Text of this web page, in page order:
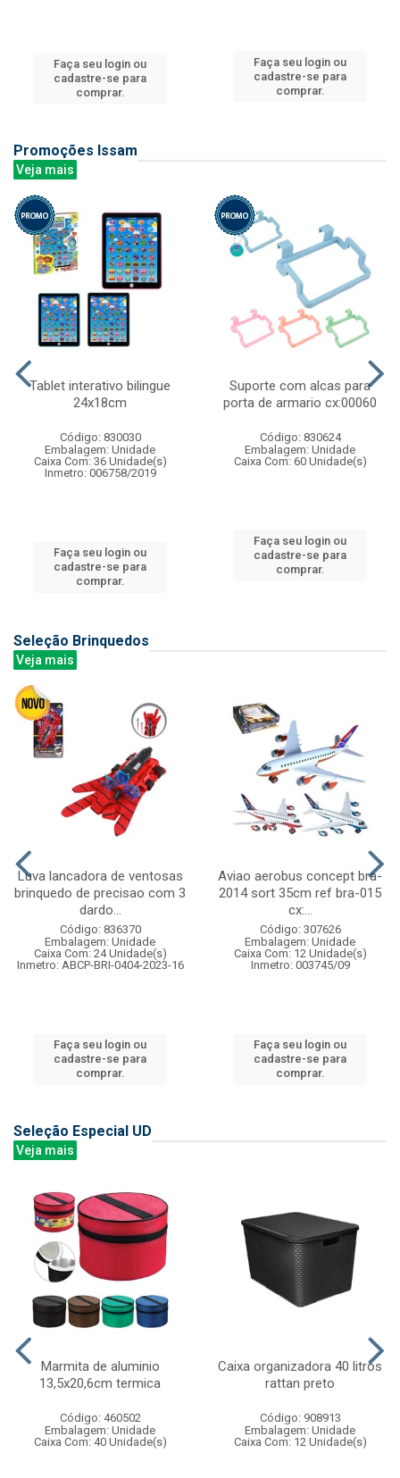
Faça seu login ou
cadastre-se para
comprar.
Faça seu login ou
cadastre-se para
comprar.
Promoções Issam
Veja mais
Tablet interativo bilingue
24x18cm
Código: 830030
Embalagem: Unidade
Caixa Com: 36 Unidade(s)
Inmetro: 006758/2019
Faça seu login ou
cadastre-se para
comprar.
Suporte com alcas para
porta de armario cx:00060
Código: 830624
Embalagem: Unidade
Caixa Com: 60 Unidade(s)
Faça seu login ou
cadastre-se para
comprar.
Seleção Brinquedos
Veja mais
Luva lancadora de ventosas
brinquedo de precisao com 3
dardo...
Código: 836370
Embalagem: Unidade
Caixa Com: 24 Unidade(s)
Inmetro: ABCP-BRI-0404-2023-16
Faça seu login ou
cadastre-se para
comprar.
Aviao aerobus concept bra-
2014 sort 35cm ref bra-015
cx:...
Código: 307626
Embalagem: Unidade
Caixa Com: 12 Unidade(s)
Inmetro: 003745/09
Faça seu login ou
cadastre-se para
comprar.
Seleção Especial UD
Veja mais
Marmita de aluminio
13,5x20,6cm termica
Código: 460502
Embalagem: Unidade
Caixa Com: 40 Unidade(s)
Caixa organizadora 40 litros
rattan preto
Código: 908913
Embalagem: Unidade
Caixa Com: 12 Unidade(s)